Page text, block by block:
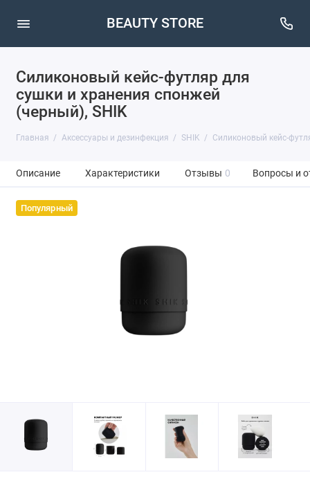
BEAUTY STORE
Силиконовый кейс-футляр для
сушки и хранения спонжей
(черный), SHIK
Главная Аксессуары и дезинфекция SHIK Силиконовый кейс-
Описание Характеристики Отзывы 0 Вопросы и
Популярный